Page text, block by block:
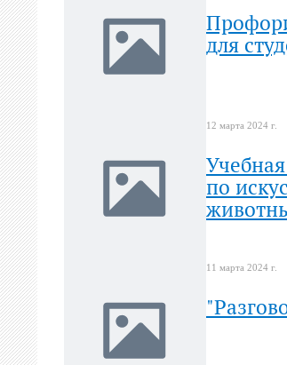
для
12 марта 2024 г.
по
11 марта 2024 г.